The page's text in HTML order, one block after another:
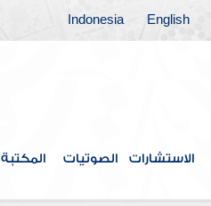
English
Indonesia
الاستشارات الصوتيات المكتبة